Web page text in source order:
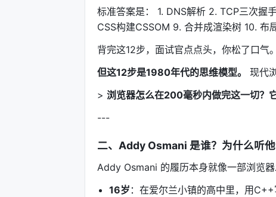
标准答案是： 1. DNS解析 2. TCP三次握
CSS构建CSSOM 9. 合并成渲染树 10. 布
背完这12步，面试官点点头，你松了口气。
但这12步是1980年代的思维模型。
现代
> 浏览器怎么在200毫秒内做完这一切？
---
二、Addy Osmani 是谁？为什么听
Addy Osmani 的履历本身就像一部浏览器
16岁 ：在爱尔兰小镇的高中里，用